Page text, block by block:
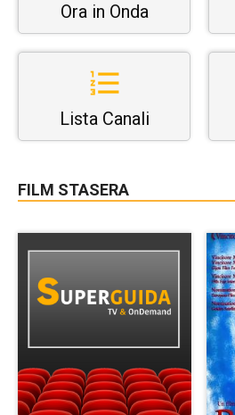
Ora in Onda
Lista Canali
FILM STASERA